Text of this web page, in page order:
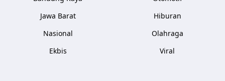
Jawa Barat
Nasional
Ekbis
Hiburan
Olahraga
Viral